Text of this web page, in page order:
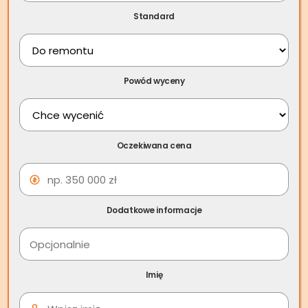
Sprawdźmy, co trzeba wiedzieć o dziedziczeniu
nieruchomości przez osobę zadłużoną.
Czy komornik może zająć
odziedziczone mieszkanie –
Standard
Powód wyceny
Oczekiwana cena
Dodatkowe informacje
Imię